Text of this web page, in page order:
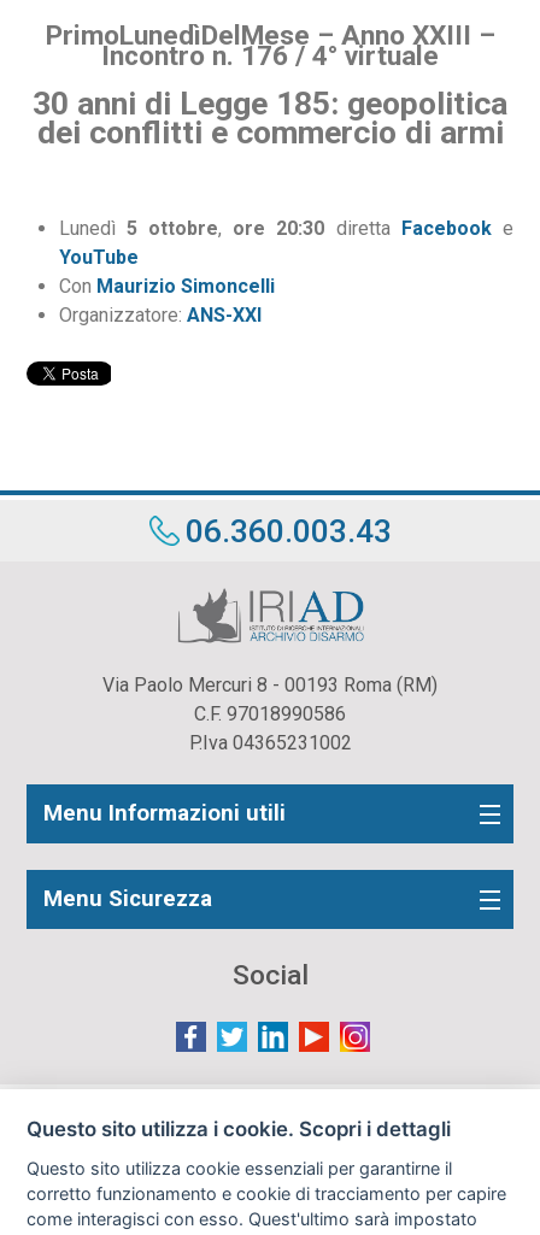
PrimoLunedìDelMese – Anno XXIII –
Incontro n. 176 / 4° virtuale
30 anni di Legge 185: geopolitica
dei conflitti e commercio di armi
Lunedì5 ottobre, ore 20:30 diretta Facebooke
YouTube
Con Maurizio Simoncelli
Organizzatore: ANS-XXI
06.360.003.43
Via Paolo Mercuri 8 - 00193 Roma (RM)
C.F. 97018990586
P.Iva 04365231002
Menu Informazioni utili
Menu Sicurezza
Social
Le immagini presenti nel sito sono in parte reperite da
gli autori o i soggetti ritratti fossero contrari al loro utilizzo
in questa sede, l'Istituto, ove opportuno, provvederà a
Questo sito utilizza i cookie. Scopri i dettagli
Questo sito utilizza cookie essenziali per garantirne il
corretto funzionamento e cookie di tracciamento per capire
come interagisci con esso. Quest'ultimo sarà impostato